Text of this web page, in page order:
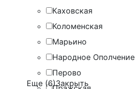
Каховская
Коломенская
Марьино
Народное Ополчение
Перово
Еще (6)Закрыть